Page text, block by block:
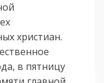
христиан.
в пятницу